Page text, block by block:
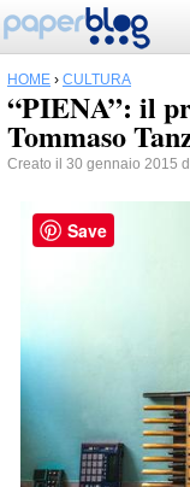
HOME › CULTURA
“PIENA”: il
Tommaso
Creato il 30 gennaio 2015
Save